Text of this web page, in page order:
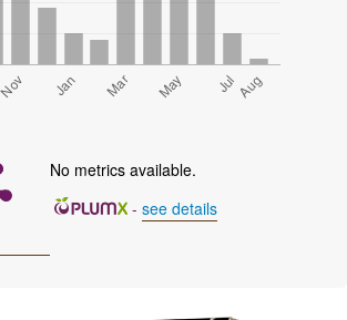
No metrics available.
- see details